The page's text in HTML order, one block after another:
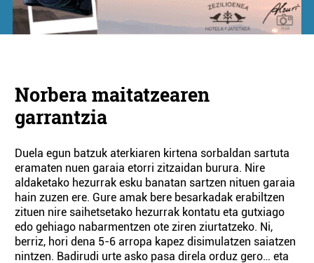
Norbera maitatzearen
garrantzia
Duela egun batzuk aterkiaren kirtena sorbaldan sartuta
eramaten nuen garaia etorri zitzaidan burura. Nire
aldaketako hezurrak esku banatan sartzen nituen garaia
hain zuzen ere. Gure amak bere besarkadak erabiltzen
zituen nire saihetsetako hezurrak kontatu eta gutxiago
edo gehiago nabarmentzen ote ziren ziurtatzeko. Ni,
berriz, hori dena 5-6 arropa kapez disimulatzen saiatzen
nintzen. Badirudi urte asko pasa direla orduz gero… eta